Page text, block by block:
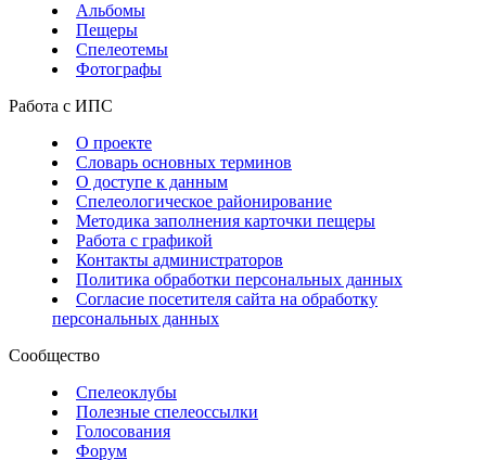
Альбомы
Пещеры
Спелеотемы
Фотографы
Работа с ИПС
О проекте
Словарь основных терминов
О доступе к данным
Спелеологическое районирование
Методика заполнения карточки пещеры
Работа с графикой
Контакты администраторов
Политика обработки персональных данных
Согласие посетителя сайта на обработку
персональных данных
Сообщество
Спелеоклубы
Полезные спелеоссылки
Голосования
Форум